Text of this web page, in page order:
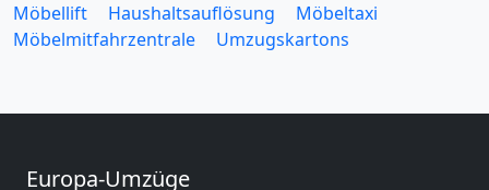
Möbellift
Haushaltsauflösung
Möbeltaxi
Möbelmitfahrzentrale
Umzugskartons
Europa-Umzüge